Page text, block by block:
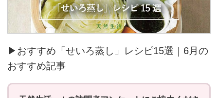
▶おすすめ「せいろ蒸し」レシピ15選｜6月の
おすすめ記事